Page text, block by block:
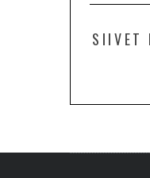
SIIVET